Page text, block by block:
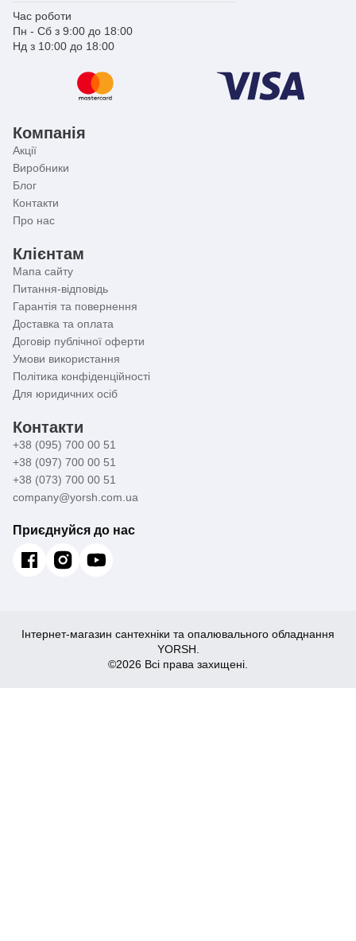
Час роботи
Пн - Сб з 9:00 до 18:00
Нд з 10:00 до 18:00
Компанія
Акції
Виробники
Блог
Контакти
Про нас
Клієнтам
Мапа сайту
Питання-відповідь
Гарантія та повернення
Доставка та оплата
Договір публічної оферти
Умови використання
Політика конфіденційності
Для юридичних осіб
Контакти
+38 (095) 700 00 51
+38 (097) 700 00 51
+38 (073) 700 00 51
company@yorsh.com.ua
Приєднуйся до нас
Інтернет-магазин сантехніки та опалювального обладнання
YORSH.
©2026 Всі права захищені.